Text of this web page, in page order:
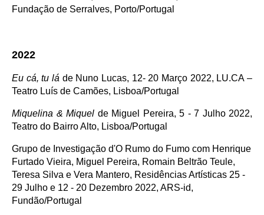
Fundação de Serralves, Porto/Portugal
2022
Eu cá, tu lá de Nuno Lucas, 12- 20 Março 2022, LU.CA –
Teatro Luís de Camões, Lisboa/Portugal
Miquelina & Miquel de Miguel Pereira, 5 - 7 Julho 2022,
Teatro do Bairro Alto, Lisboa/Portugal
Grupo de Investigação d'O Rumo do Fumo com Henrique
Furtado Vieira, Miguel Pereira, Romain Beltrão Teule,
Teresa Silva e Vera Mantero, Residências Artísticas 25 -
29 Julho e 12 - 20 Dezembro 2022, ARS-id,
Fundão/Portugal